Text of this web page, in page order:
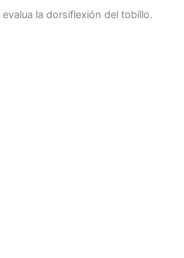
evalua la dorsiflexión del tobillo.